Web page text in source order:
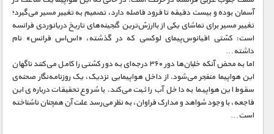
آسمان بوده و بیست دقیقه تا فرود فاصله دارد، تصمیم به تغییر مسیر می‌گیرد؛
تغییر مسیر برای تماشای یکی از باارزش‌ترین گنجینه‌های تاریخ دریانوردی فرانسه
است: کشتی اقیانوس‌پیمای لوکسی که در گذشته، «اس‌اس فرانس» نام
داشته…
اما به محض آنکه خلبان‌ها دور ۳۶۰ درجه‌ای به دور کشتی را کامل می‌کنند ناگهان
این هواپیما منفجر می‌شود. از داخل هواپیمایی نزدیک، یک روزنامه‌نگار صحنه‌ی
سقوط این هواپیما به داخل آب را ثبت می‌کند. با شروع تحقیقات درباره‌ی این
فاجعه، با وجود شواهد و مدارک فراوان، به نظر می‌رسد علت آن همچنان ناشناخته
است…